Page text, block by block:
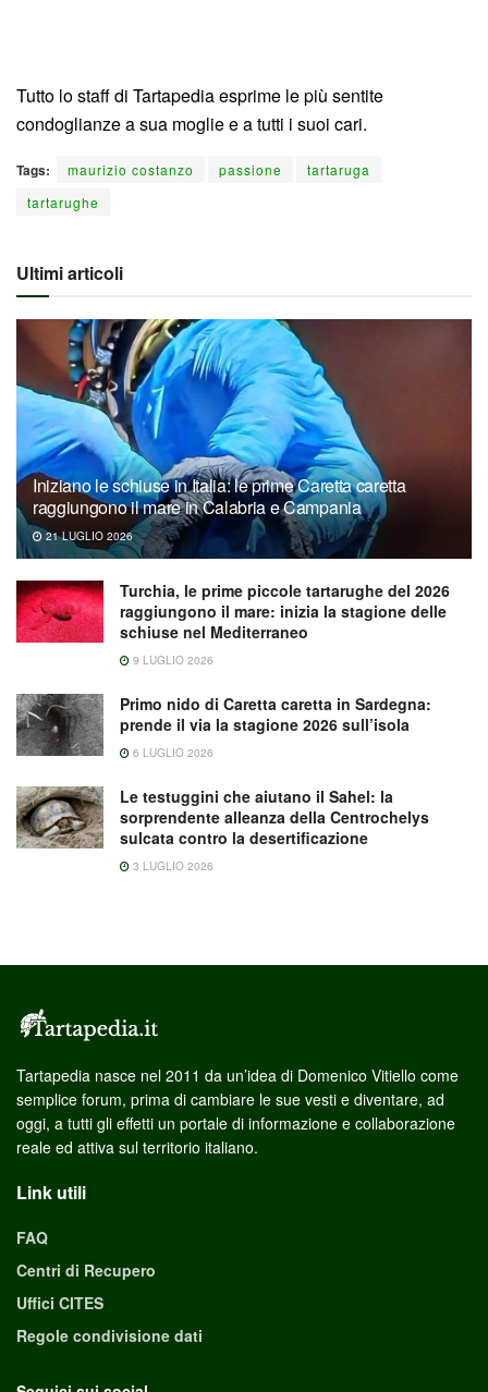
Tutto lo staff di Tartapedia esprime le più sentite
condoglianze a sua moglie e a tutti i suoi cari.
Tags: maurizio costanzo passione
tartaruga
tartarughe
Ultimi articoli
Iniziano le schiuse in Italia: le prime Caretta caretta
raggiungono il mare in Calabria e Campania
21 LUGLIO 2026
Turchia, le prime piccole tartarughe del 2026
raggiungono il mare: inizia la stagione delle
schiuse nel Mediterraneo
9 LUGLIO 2026
Primo nido di Caretta caretta in Sardegna:
prende il via la stagione 2026 sull’isola
6 LUGLIO 2026
Le testuggini che aiutano il Sahel: la
sorprendente alleanza della Centrochelys
sulcata contro la desertificazione
3 LUGLIO 2026
Tartapedia nasce nel 2011 da un’idea di Domenico Vitiello come
semplice forum, prima di cambiare le sue vesti e diventare, ad
oggi, a tutti gli effetti un portale di informazione e collaborazione
reale ed attiva sul territorio italiano.
Link utili
FAQ
Centri di Recupero
Uffici CITES
Regole condivisione dati